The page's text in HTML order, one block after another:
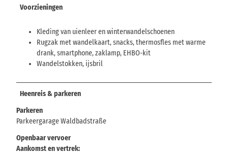
Voorzieningen
Kleding van uienleer en winterwandelschoenen
Rugzak met wandelkaart, snacks, thermosfles met warme
drank, smartphone, zaklamp, EHBO-kit
Wandelstokken, ijsbril
Heenreis & parkeren
Parkeren
Parkeergarage Waldbadstraße
Openbaar vervoer
Aankomst en vertrek: